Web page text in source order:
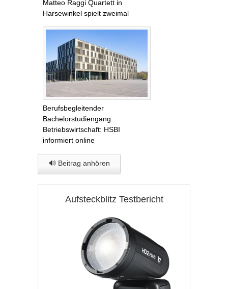
Matteo Raggi Quartett in
Harsewinkel spielt zweimal
Berufsbegleitender
Bachelorstudiengang
Betriebswirtschaft: HSBI
informiert online
🔊 Beitrag anhören
Aufsteckblitz Testbericht